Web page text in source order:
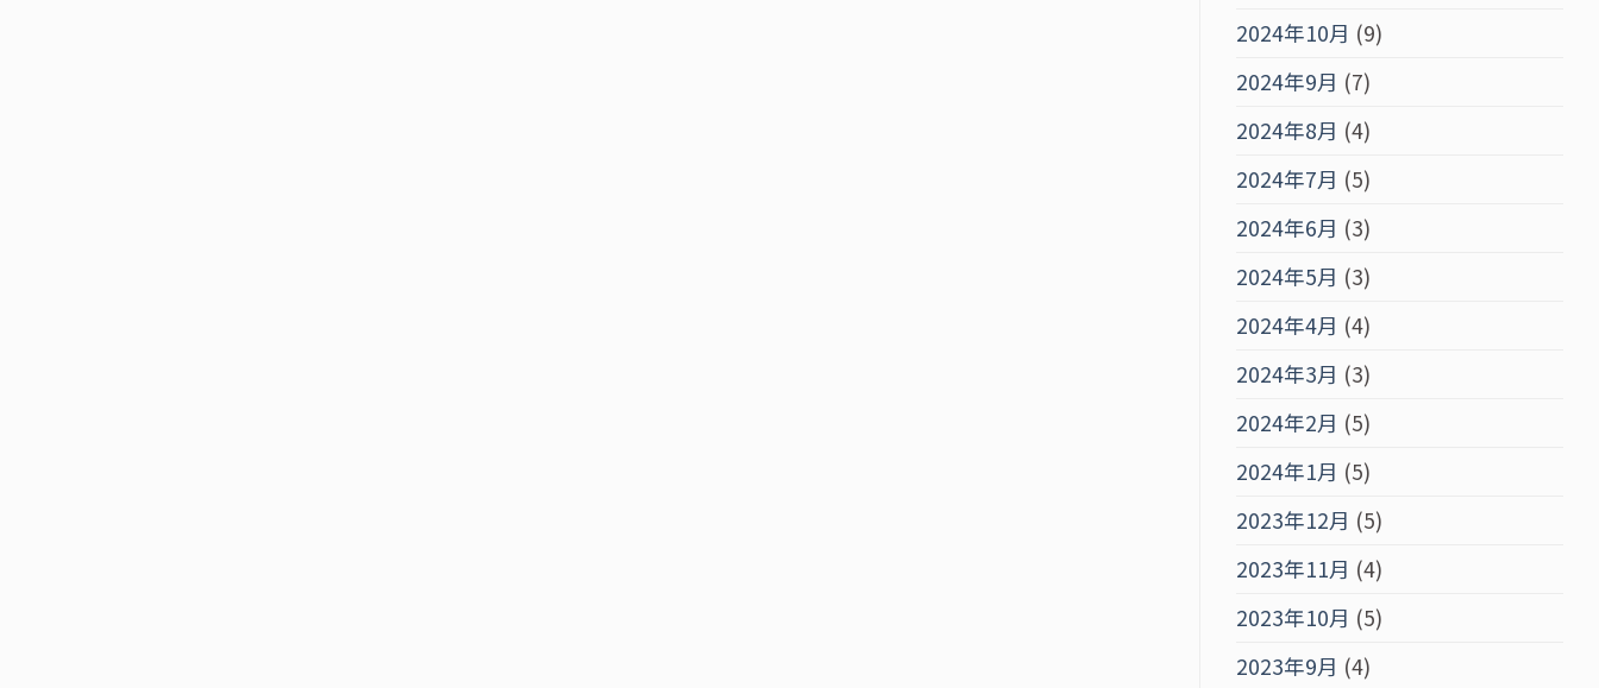
2024年10月 (9)
2024年9月 (7)
2024年8月 (4)
2024年7月 (5)
2024年6月 (3)
2024年5月 (3)
2024年4月 (4)
2024年3月 (3)
2024年2月 (5)
2024年1月 (5)
2023年12月 (5)
2023年11月 (4)
2023年10月 (5)
2023年9月 (4)